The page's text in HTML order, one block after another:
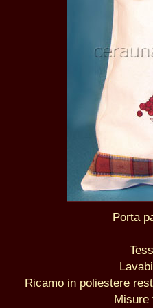
Porta
Ricamo in poliestere
Misure